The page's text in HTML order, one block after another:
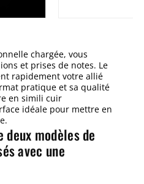
chargée, vous
et prises de notes. Le
rapidement votre allié
pratique et sa qualité
en simili cuir
idéale pour mettre en
deux modèles de
avec une